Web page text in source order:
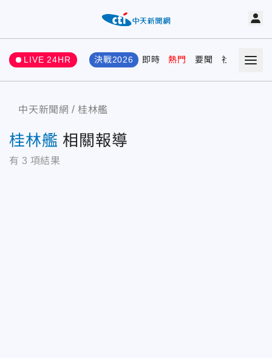
LIVE 24HR 決戰2026 即時 熱門 要聞 社會 娛樂
中天新聞網 桂林艦
桂林艦 相關報導
有 3 項結果